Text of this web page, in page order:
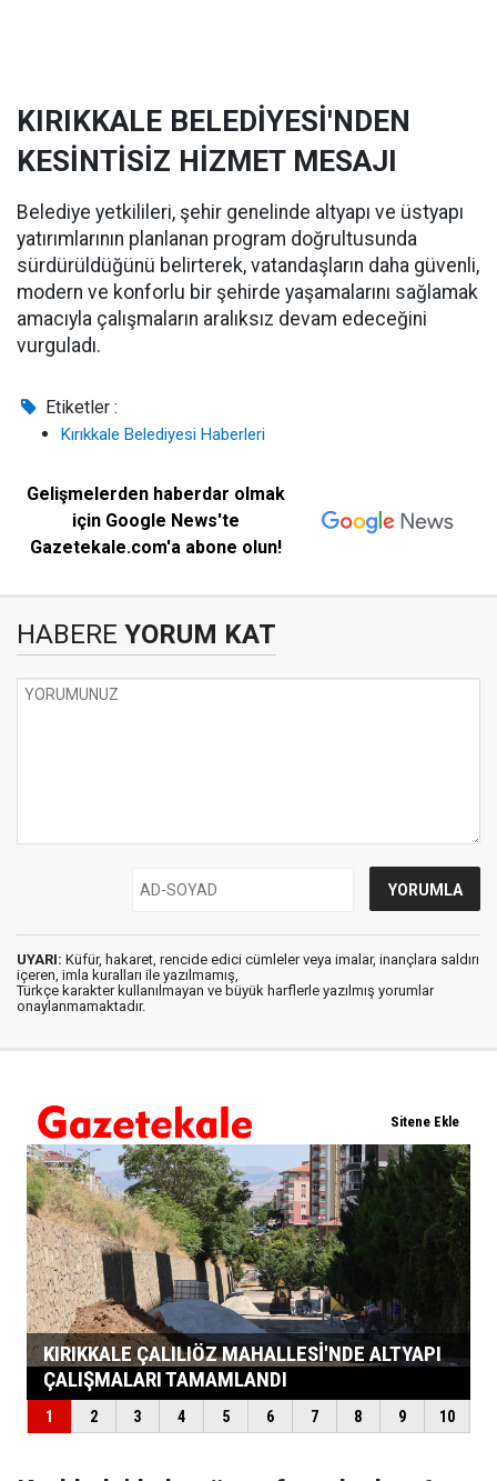
KIRIKKALE BELEDİYESİ'NDEN
KESİNTİSİZ HİZMET MESAJI
Belediye yetkilileri, şehir genelinde altyapı ve üstyapı
yatırımlarının planlanan program doğrultusunda
sürdürüldüğünü belirterek, vatandaşların daha güvenli,
modern ve konforlu bir şehirde yaşamalarını sağlamak
amacıyla çalışmaların aralıksız devam edeceğini
vurguladı.
Etiketler :
Kırıkkale Belediyesi Haberleri
Gelişmelerden haberdar olmak
için Google News'te
Gazetekale.com'a abone olun!
HABERE YORUM KAT
UYARI: Küfür, hakaret, rencide edici cümleler veya imalar, inançlara saldırı
içeren, imla kuralları ile yazılmamış,
Türkçe karakter kullanılmayan ve büyük harflerle yazılmış yorumlar
onaylanmamaktadır.